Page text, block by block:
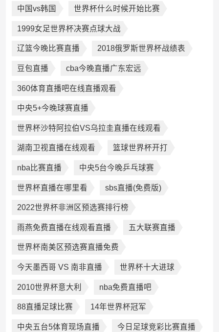
中国vs韩国 世界杯什么时候开始比赛
1999女足世界杯决赛点球大战
辽篮今晚比赛直播 2018俄罗斯世界杯战绩表
豆包直播 cba今晚直播广东宏远
360体育直播吧在线直播观看
中央5+今晚球赛直播
世界杯沙特阿拉伯VS乌拉圭直播在线观看
湖南卫视直播在线观看 篮球世界杯开打
nba比赛直播 中央5台今晚乒乓球赛
世界杯直播在哪里看 sbs直播(免费版)
2022世界杯非洲区预选赛排行榜
雨燕免费直播在线观看直播 五大联赛直播
世界杯南美区预选赛直播免费
今天墨西哥 VS 南非直播 世界杯十大进球
2010世界杯意大利 nba免费直播吧
88直播足球比赛 14年世界杯冠军
中央五台5体育现场直播 今日足球竞彩比赛直播